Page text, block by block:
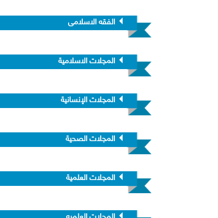
الفقه الاسلامى
المجلات الاسلامية
المجلات الإنسانية
المجلات الصحية
المجلات العلمية